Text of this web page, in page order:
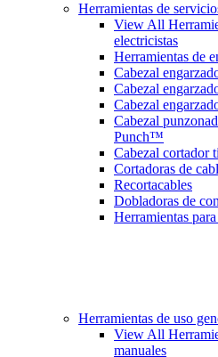
Herramientas de
View All
electricistas
Herramientas de
Cabezal
Cabezal
Cabezal
Cabezal
Punch™
Cabezal cortador
Cortadoras de
Recortacables
Dobladoras de
Herramientas
Herramientas de uso
View All
manuales